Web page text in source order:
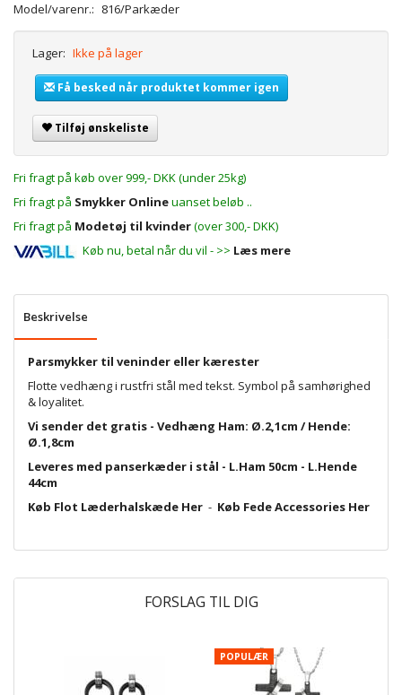
Model/varenr.: 816/Parkæder
Lager: Ikke på lager
Få besked når produktet kommer igen
Tilføj ønskeliste
Fri fragt på køb over 999,- DKK (under 25kg)
Fri fragt på Smykker Onlineuanset beløb ..
Fri fragt på Modetøj til kvinder(over 300,- DKK)
Køb nu, betal når du vil - >> Læs mere
Beskrivelse
Parsmykker til veninder eller kærester
Flotte vedhæng i rustfri stål med tekst. Symbol på samhørighed
& loyalitet.
Vi sender det gratis - Vedhæng Ham: Ø.2,1cm / Hende:
Ø.1,8cm
Leveres med panserkæder i stål - L.Ham 50cm - L.Hende
44cm
Køb Flot Læderhalskæde Her - Køb Fede Accessories Her
FORSLAG TIL DIG
POPULÆR